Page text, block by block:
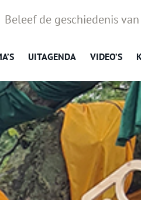
Beleef de geschiedenis
UITAGENDA VIDEO’S